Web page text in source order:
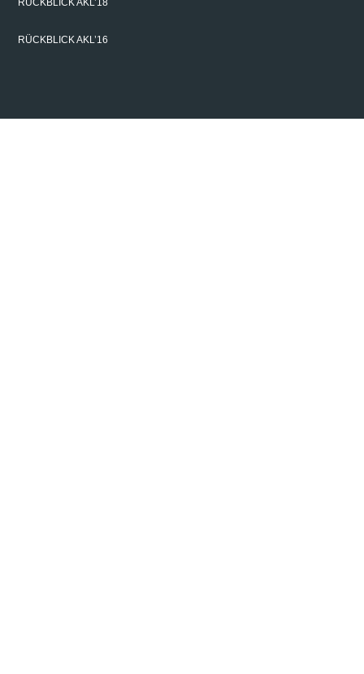
RÜCKBLICK AKL’18
RÜCKBLICK AKL’16